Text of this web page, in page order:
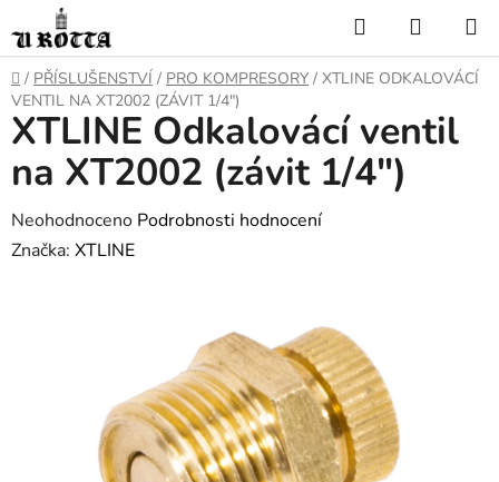
na
obsah
Hledat
KOŠÍK
DOMŮ
/ PŘÍSLUŠENSTVÍ / PRO KOMPRESORY / XTLINE ODKALOVÁCÍ
VENTIL NA XT2002 (ZÁVIT 1/4")
XTLINE Odkalovácí ventil
na XT2002 (závit 1/4")
Průměrné
hodnocení
Neohodnoceno Podrobnosti hodnocení
Značka: XTLINE